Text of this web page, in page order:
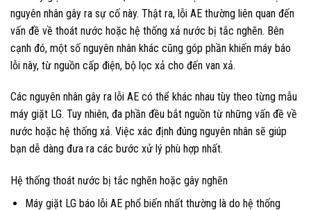
nguyên nhân gây ra sự cố này. Thật ra, lỗi AE thường liên quan đến
vấn đề về thoát nước hoặc hệ thống xả nước bị tắc nghẽn. Bên
cạnh đó, một số nguyên nhân khác cũng góp phần khiến máy báo
lỗi này, từ nguồn cấp điện, bộ lọc xả cho đến van xả.
Các nguyên nhân gây ra lỗi AE có thể khác nhau tùy theo từng mẫu
máy giặt LG. Tuy nhiên, đa phần đều bắt nguồn từ những vấn đề về
nước hoặc hệ thống xả. Việc xác định đúng nguyên nhân sẽ giúp
bạn dễ dàng đưa ra các bước xử lý phù hợp nhất.
Hệ thống thoát nước bị tắc nghẽn hoặc gây nghẽn
Máy giặt LG báo lỗi AE phổ biến nhất thường là do hệ thống